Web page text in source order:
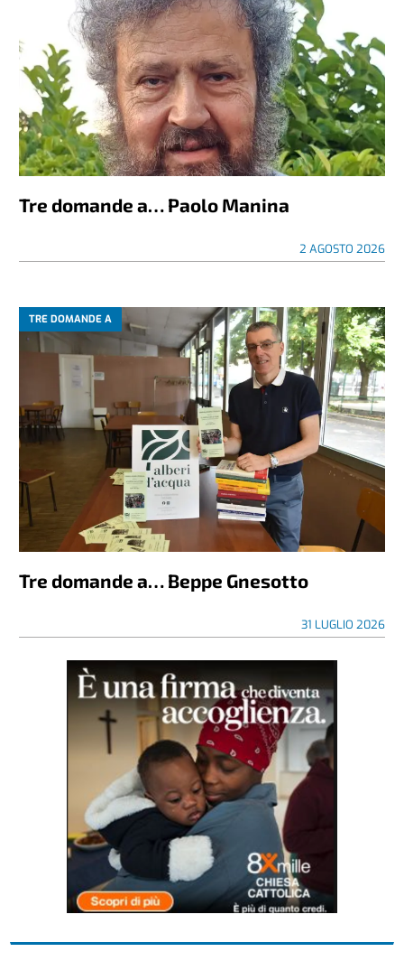
Tre domande a… Paolo Manina
2 AGOSTO 2026
TRE DOMANDE A
Tre domande a… Beppe Gnesotto
31 LUGLIO 2026